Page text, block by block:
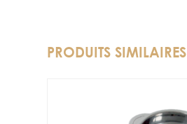
PRODUITS SIMILAIRES